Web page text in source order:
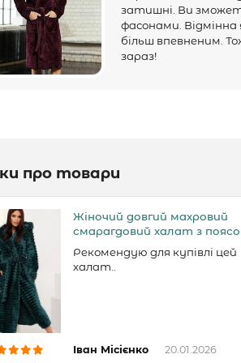
затишні. Ви
фасонами.
більш впевненим.
зараз!
про товари
Жіночий довгий махровий
смарагдовий халат з
Рекомендую для купівлі цей
халат..
Іван Місієнко 20.01.2026